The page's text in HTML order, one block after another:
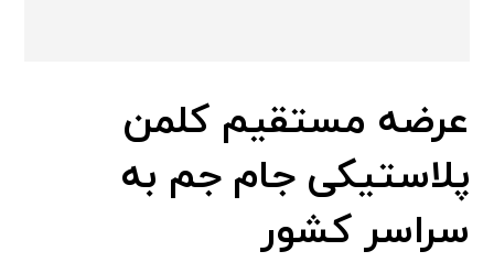
عرضه مستقیم کلمن
پلاستیکی جام جم به
سراسر کشور